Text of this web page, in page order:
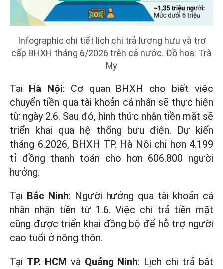
Infographic chi tiết lịch chi trả lương hưu và trợ
cấp BHXH tháng 6/2026 trên cả nước. Đồ hoạ: Trà
My
Tại Hà Nội: Cơ quan BHXH cho biết việc
chuyển tiền qua tài khoản cá nhân sẽ thực hiện
từ ngày 2.6. Sau đó, hình thức nhận tiền mặt sẽ
triển khai qua hệ thống bưu điện. Dự kiến
tháng 6.2026, BHXH TP. Hà Nội chi hơn 4.199
tỉ đồng thanh toán cho hơn 606.800 người
hưởng.
Tại Bắc Ninh: Người hưởng qua tài khoản cá
nhân nhận tiền từ 1.6. Việc chi trả tiền mặt
cũng được triển khai đồng bộ để hỗ trợ người
cao tuổi ở nông thôn.
Tại TP. HCM và Quảng Ninh: Lịch chi trả bắt